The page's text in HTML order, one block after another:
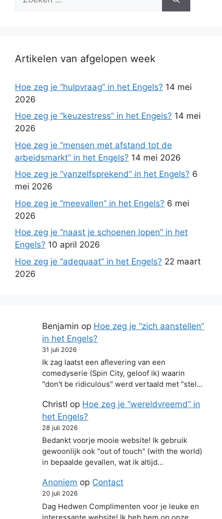
naar:
Artikelen van afgelopen week
Hoe zeg je “hulpvraag” in het Engels? 14 mei
2026
Hoe zeg je “keuzestress” in het Engels? 14 mei
2026
Hoe zeg je “mensen met afstand tot de
arbeidsmarkt” in het Engels? 14 mei 2026
Hoe zeg je “vanzelfsprekend” in het Engels? 6
mei 2026
Hoe zeg je “meevallen” in het Engels? 6 mei
2026
Hoe zeg je “naast je schoenen lopen” in het
Engels? 10 april 2026
Hoe zeg je “adequaat” in het Engels? 22 maart
2026
Benjamin op Hoe zeg je “zich aanstellen”
in het Engels?
31 juli 2026
Ik zag laatst een aflevering van een
comedyserie (Spin City, geloof ik) waarin
"don't be ridiculous" werd vertaald met "stel…
Christl op Hoe zeg je “wereldvreemd” in
het Engels?
28 juli 2026
Bedankt voorje mooie website! Ik gebruik
gewoonlijk ook "out of touch" (with the world)
in bepaalde gevallen, wat ik altijd…
Anoniem op Contact
20 juli 2026
Dag Hedwen Complimenten voor je leuke en